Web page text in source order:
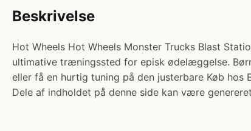
Beskrivelse
Hot Wheels Hot Wheels Monster Trucks Blast
ultimative træningssted for episk ødelæggelse.
eller få en hurtig tuning på den justerbare Køb hos
Dele af indholdet på denne side kan være